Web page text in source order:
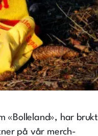
«Bolleland», har brukt
på vår merch-